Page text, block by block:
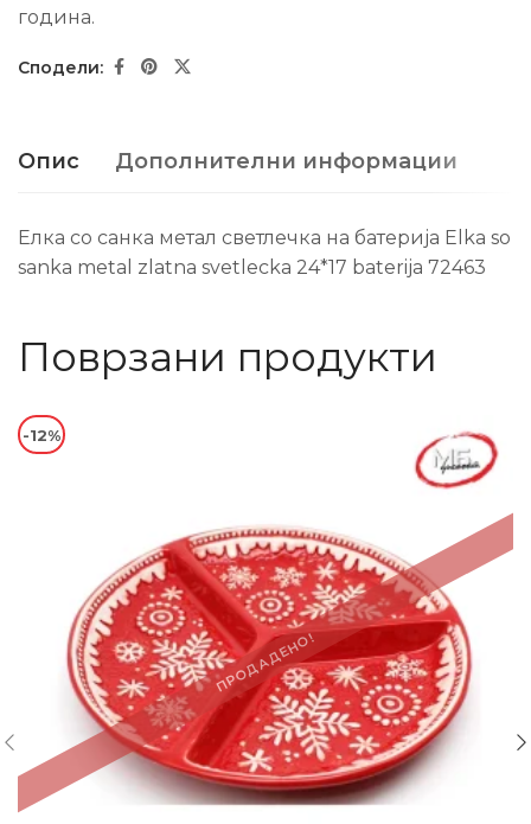
гoдина.
Опис Дополнителни информации
Елка со санка метал светлечка на батерија Elka so
sanka metal zlatna svetlecka 24*17 baterija 72463
Поврзани продукти
ПРОДАДЕНО!
-12%